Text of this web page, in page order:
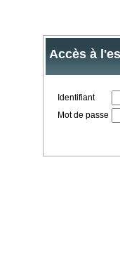
Accès à
Identifiant
Mot de passe